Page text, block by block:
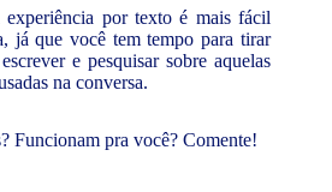
experiência por texto é mais fácil
já que você tem tempo para tirar
e pesquisar sobre aquelas
na conversa.
Funcionam pra você? Comente!